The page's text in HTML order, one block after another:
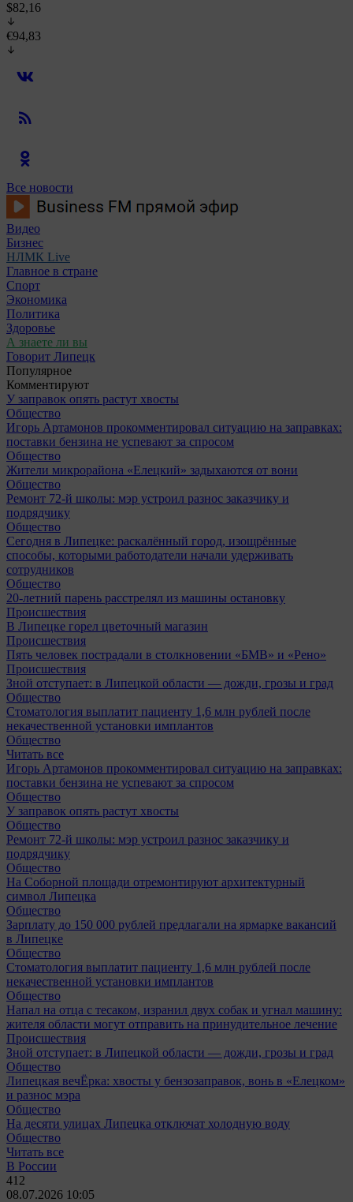
$82,16
€94,83
Все новости
Видео
Бизнес
НЛМК Live
Главное в стране
Спорт
Экономика
Политика
Здоровье
А знаете ли вы
Говорит Липецк
Популярное
Комментируют
У заправок опять растут хвосты
Общество
Игорь Артамонов прокомментировал ситуацию на заправках:
поставки бензина не успевают за спросом
Общество
Жители микрорайона «Елецкий» задыхаются от вони
Общество
Ремонт 72‑й школы: мэр устроил разнос заказчику и
подрядчику
Общество
Сегодня в Липецке: раскалённый город, изощрённые
способы, которыми работодатели начали удерживать
сотрудников
Общество
20-летний парень расстрелял из машины остановку
Происшествия
В Липецке горел цветочный магазин
Происшествия
Пять человек пострадали в столкновении «БМВ» и «Рено»
Происшествия
Зной отступает: в Липецкой области — дожди, грозы и град
Общество
Стоматология выплатит пациенту 1,6 млн рублей после
некачественной установки имплантов
Общество
Читать все
Игорь Артамонов прокомментировал ситуацию на заправках:
поставки бензина не успевают за спросом
Общество
У заправок опять растут хвосты
Общество
Ремонт 72‑й школы: мэр устроил разнос заказчику и
подрядчику
Общество
На Соборной площади отремонтируют архитектурный
символ Липецка
Общество
Зарплату до 150 000 рублей предлагали на ярмарке вакансий
в Липецке
Общество
Стоматология выплатит пациенту 1,6 млн рублей после
некачественной установки имплантов
Общество
Напал на отца с тесаком, изранил двух собак и угнал машину:
жителя области могут отправить на принудительное лечение
Происшествия
Зной отступает: в Липецкой области — дожди, грозы и град
Общество
Липецкая вечЁрка: хвосты у бензозаправок, вонь в «Елецком»
и разнос мэра
Общество
На десяти улицах Липецка отключат холодную воду
Общество
Читать все
В России
412
08.07.2026 10:05